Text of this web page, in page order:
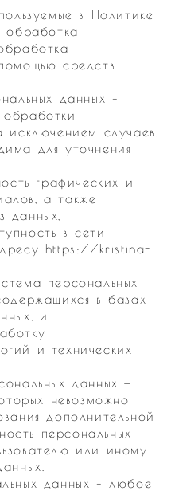
в Политике
обработка
средств
данных –
исключением случаев,
для уточнения
графических и
а также
в сети
https://kristina-
персональных
в базах
и
и технических
данных —
невозможно
дополнительной
персональных
или иному
данных – любое